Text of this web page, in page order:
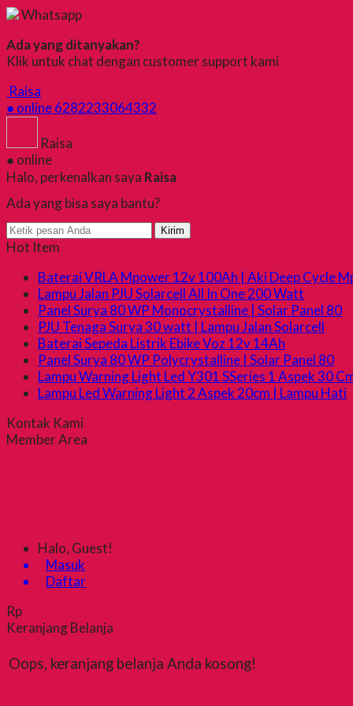
Whatsapp
Ada yang ditanyakan?
Klik untuk chat dengan customer support kami
Raisa
● online6282233064332
Raisa
● online
Halo, perkenalkan saya Raisa
Ada yang bisa saya bantu?
Kirim
Hot Item
Baterai VRLA Mpower 12v 100Ah | Aki Deep Cycle
Lampu Jalan PJU Solarcell All In One 200 Watt
Panel Surya 80 WP Monocrystalline | Solar Panel 80
PJU Tenaga Surya 30 watt | Lampu Jalan Solarcell
Baterai Sepeda Listrik Ebike Voz 12v 14Ah
Panel Surya 80 WP Polycrystalline | Solar Panel 80
Lampu Warning Light Led Y301 SSeries 1 Aspek 30
Lampu Led Warning Light 2 Aspek 20cm | Lampu Hati
Kontak Kami
Member Area
Halo, Guest!
Masuk
Daftar
Rp
Keranjang Belanja
Oops, keranjang belanja Anda kosong!